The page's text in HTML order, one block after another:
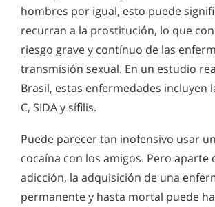
hombres por igual, esto puede
recurran a la prostitución, lo que
riesgo grave y contínuo de las
transmisión sexual. En un estudio
Brasil, estas enfermedades incluyen
C, SIDA y sífilis.
Puede parecer tan inofensivo usar
cocaína con los amigos. Pero aparte
adicción, la adquisición de una
permanente y hasta mortal puede